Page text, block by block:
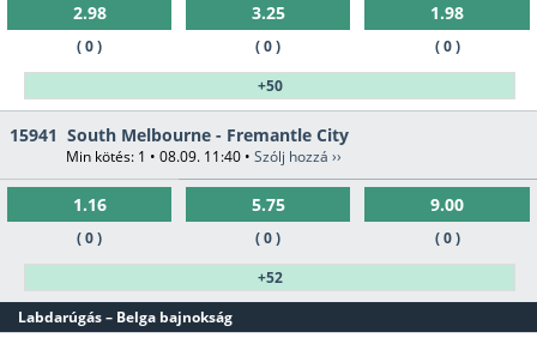
2.98
( 0 )
3.25
( 0 )
1.98
( 0 )
+50
15941 South Melbourne - Fremantle City
Min kötés: 1 • 08.09. 11:40 • Szólj hozzá ››
1.16
( 0 )
5.75
( 0 )
9.00
( 0 )
+52
Labdarúgás – Belga bajnokság